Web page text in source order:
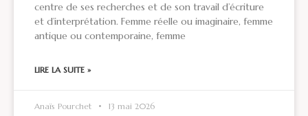
centre de ses recherches et de son travail d’écriture
et d’interprétation. Femme réelle ou imaginaire, femme
antique ou contemporaine, femme
LIRE LA SUITE »
Anaïs Pourchet 13 mai 2026